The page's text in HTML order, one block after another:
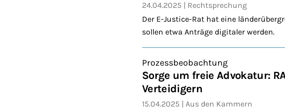
24.04.2025
Rechtsprechung
Der E-Justice-Rat hat eine
sollen etwa Anträge digitaler werden.
Prozessbeobachtung
Sorge um freie Advokatur:
Verteidigern
15.04.2025
Aus den Kammern